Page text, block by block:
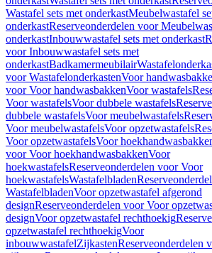
Wastafel sets met onderkastMeubelwastafel
onderkastReserveonderdelen voor
onderkastInbouwwastafel sets met onderkast
voor Inbouwwastafel sets met
onderkastBadkamermeubilair
voor WastafelonderkastenVoor
voor Voor handwasbakkenVoor wastafels
Voor wastafelsVoor dubbele wastafels
dubbele wastafelsVoor meubelwastafels
Voor meubelwastafelsVoor opzetwastafels
Voor opzetwastafelsVoor
voor Voor hoekhandwasbakkenVoor
hoekwastafelsReserveonderdelen voor Voor
hoekwastafelsWastafelbladen
WastafelbladenVoor opzetwastafel afgerond
designReserveonderdelen voor Voor
designVoor opzetwastafel rechthoekig
opzetwastafel rechthoekigVoor
inbouwwastafelZijkastenReserveonderdelen